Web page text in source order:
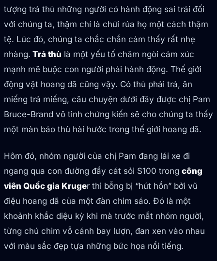
tượng trả thù những người có hành động sai trái đối
với chúng ta, thậm chí là chửi rủa họ một cách thậm
tệ. Lúc đó, chúng ta chắc chắn cảm thấy rất nhẹ
nhàng. Trả thù là một yếu tố châm ngòi cảm xúc
mạnh mẽ buộc con người phải hành động. Thế giới
động vật hoang dã cũng vậy. Có thù phải trả, ăn
miếng trả miếng, câu chuyện dưới đây được chị Pam
Bruce-Brand vô tình chứng kiến sẽ cho chúng ta thấy
một màn báo thù hài hước trong thế giới hoang dã.
Hôm đó, nhóm người của chị Pam đang lái xe đi
ngang qua con đường đầy cát sỏi S100 trong công
viên Quốc gia Kruger thì bỗng bị “hút hồn” bởi vũ
điệu hoang dã của một đàn chim sáo. Đó là một
khoảnh khắc diệu kỳ khi mà trước mắt nhóm người,
từng chú chim vỗ cánh bay lượn, đan xen vào nhau
với màu sắc đẹp tựa những bức họa nổi tiếng.